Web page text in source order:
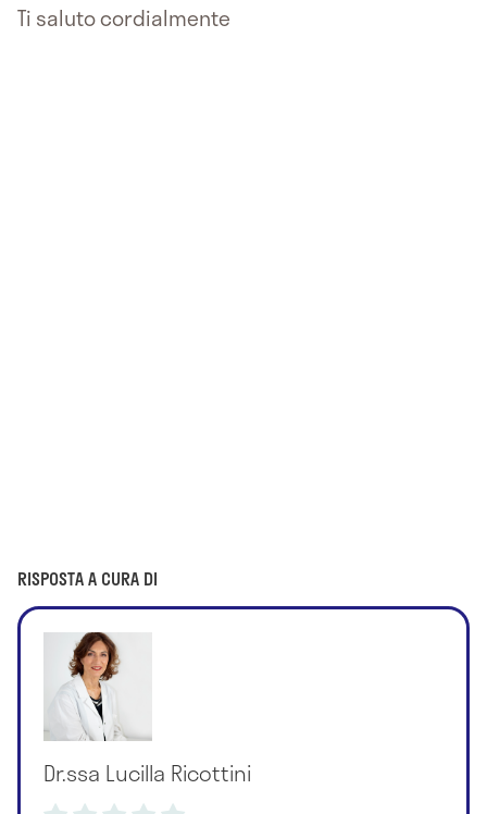
Ti saluto cordialmente
RISPOSTA A CURA DI
Dr.ssa Lucilla Ricottini